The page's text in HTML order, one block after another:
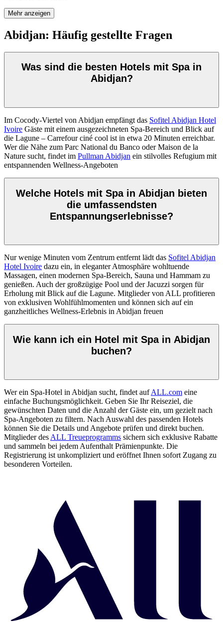
Mehr anzeigen
Abidjan: Häufig gestellte Fragen
Was sind die besten Hotels mit Spa in
Abidjan?
Im Cocody-Viertel von Abidjan empfängt das Sofitel Abidjan Hotel
Ivoire Gäste mit einem ausgezeichneten Spa-Bereich und Blick auf
die Lagune – Carrefour ciné cool ist in etwa 20 Minuten erreichbar.
Wer die Nähe zum Parc National du Banco oder Maison de la
Nature sucht, findet im Pullman Abidjan ein stilvolles Refugium mit
entspannenden Wellness-Angeboten
Welche Hotels mit Spa in Abidjan bieten
die umfassendsten
Entspannungserlebnisse?
Nur wenige Minuten vom Zentrum entfernt lädt das Sofitel Abidjan
Hotel Ivoire dazu ein, in eleganter Atmosphäre wohltuende
Massagen, einen modernen Spa-Bereich, Sauna und Hammam zu
genießen. Auch der großzügige Pool und der Jacuzzi sorgen für
Erholung mit Blick auf die Lagune. Mitglieder von ALL profitieren
von exklusiven Wohlfühlmomenten und können sich auf ein
ganzheitliches Wellness-Erlebnis in Abidjan freuen
Wie kann ich ein Hotel mit Spa in Abidjan
buchen?
Wer ein Spa-Hotel in Abidjan sucht, findet aufALL.com eine
einfache Buchungsmöglichkeit. Geben Sie Ihr Reiseziel, die
gewünschten Daten und die Anzahl der Gäste ein, um gezielt nach
Spa-Angeboten zu filtern. Nach Auswahl des passenden Hotels
können Sie die Details und Angebote prüfen und direkt buchen.
Mitglieder des ALL Treueprogramms sichern sich exklusive Rabatte
und sammeln bei jedem Aufenthalt Prämienpunkte. Die
Registrierung ist unkompliziert und eröffnet Ihnen sofort Zugang zu
besonderen Vorteilen.